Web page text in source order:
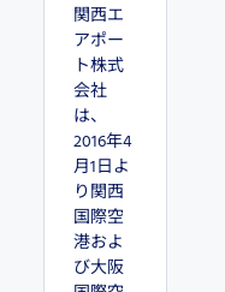
関西エ
アポー
ト株式
会社
は、
2016年4
月1日よ
り関西
国際空
港およ
び大阪